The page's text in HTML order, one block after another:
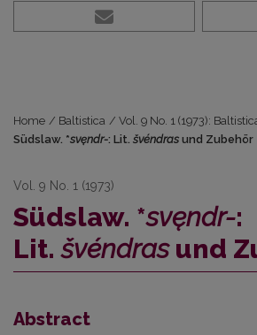
Home / Baltistica / Vol. 9 No. 1 (1973):
Südslaw. *svęndr-: Lit. švéndras und Zubehör
Vol. 9 No. 1 (1973)
Südslaw. *svęndr-:
Lit.švéndrasund
Abstract